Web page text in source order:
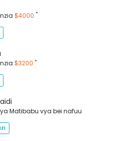
$4000 *
$3200 *
Matibabu vya bei nafuu